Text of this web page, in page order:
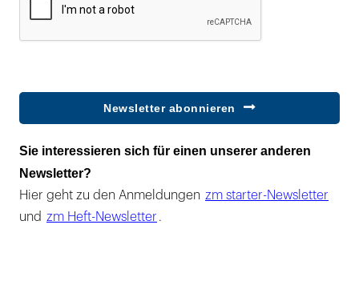
Newsletter abonnieren
Sie interessieren sich für einen unserer anderen
Newsletter?
Hier geht zu den Anmeldungen zm starter-Newsletter
und zm Heft-Newsletter .